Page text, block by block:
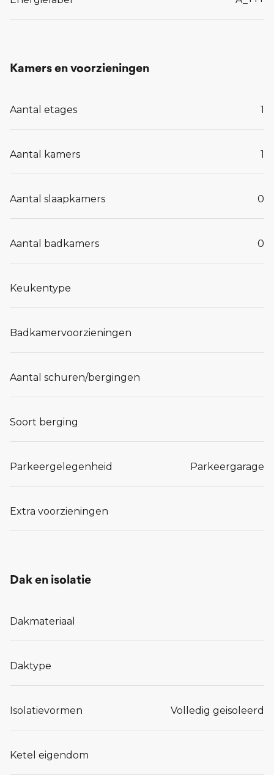
Kamers en voorzieningen
Aantal etages 1
Aantal kamers 1
Aantal slaapkamers 0
Aantal badkamers 0
Keukentype
Badkamervoorzieningen
Aantal schuren/bergingen
Soort berging
Parkeergelegenheid Parkeergarage
Extra voorzieningen
Dak en isolatie
Dakmateriaal
Daktype
Isolatievormen Volledig geisoleerd
Ketel eigendom